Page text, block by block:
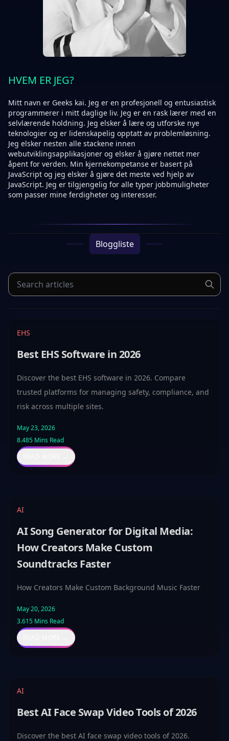
HVEM ER JEG?
Mitt navn er Geeks kai. Jeg er en profesjonell og entusiastisk
programmerer i mitt daglige liv. Jeg er en rask lærer med en
selvlærende holdning. Jeg elsker å lære og utforske nye
teknologier og er lidenskapelig opptatt av problemløsning.
Jeg elsker nesten alle stackene innen
webutviklingsapplikasjoner og elsker å gjøre nettet mer
åpent for verden. Min kjernekompetanse er basert på
JavaScript og jeg elsker å gjøre det meste ved hjelp av
JavaScript. Jeg er tilgjengelig for alle typer jobbmuligheter
som passer mine ferdigheter og interesser.
Bloggliste
Search articles
EHS
Best EHS Software in 2026
Discover the best EHS software in 2026. Compare
trusted platforms for managing safety, compliance, and
risk across multiple sites.
May 23, 2026
8.485 Mins Read
AI
AI Song Generator for Digital Media:
How Creators Make Custom
Soundtracks Faster
How Creators Make Custom Background Music Faster
May 20, 2026
3.615 Mins Read
AI
Best AI Face Swap Video Tools of 2026
Discover the best AI face swap video tools of 2026.